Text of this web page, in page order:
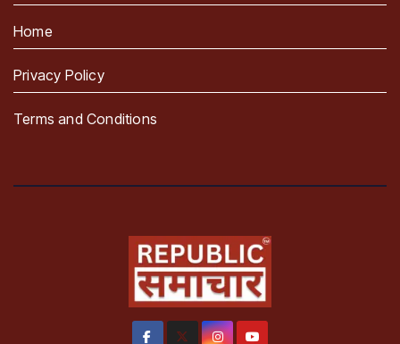
Home
Privacy Policy
Terms and Conditions